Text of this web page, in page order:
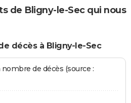
de Bligny-le-Sec qui nous
décès à Bligny-le-Sec
de décès (source :